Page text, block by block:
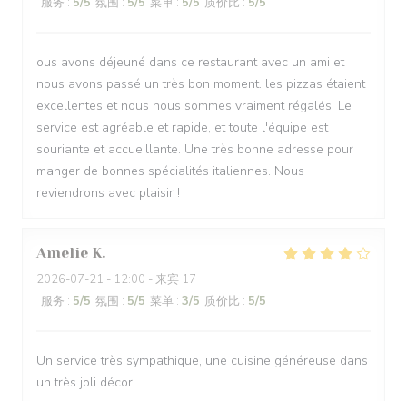
ous avons déjeuné dans ce restaurant avec un ami et
nous avons passé un très bon moment. les pizzas étaient
excellentes et nous nous sommes vraiment régalés. Le
service est agréable et rapide, et toute l'équipe est
souriante et accueillante. Une très bonne adresse pour
manger de bonnes spécialités italiennes. Nous
reviendrons avec plaisir !
Amelie K
2026-07-21 - 12:00 - 来宾 17
服务 : 5/5 氛围 : 5/5 菜单 : 3/5 质价比 : 5/5
Un service très sympathique, une cuisine généreuse dans
un très joli décor